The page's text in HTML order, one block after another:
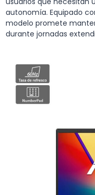
autonomía. Equipado
modelo promete
durante jornadas